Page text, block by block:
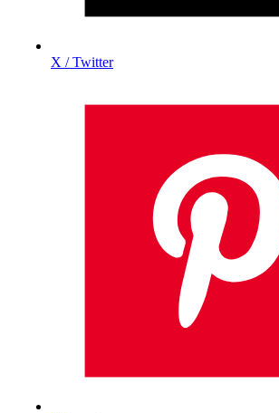
X / Twitter